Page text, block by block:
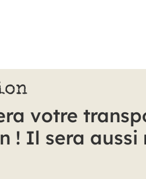
votre
! Il sera aussi